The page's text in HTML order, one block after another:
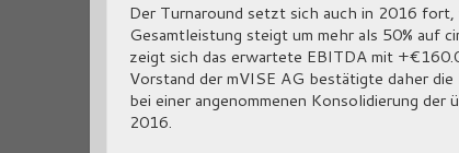
Der Turnaround setzt sich auch in 2016
Gesamtleistung steigt um mehr als 50% auf
zeigt sich das erwartete EBITDA mit
Vorstand der mVISE AG bestätigte daher
bei einer angenommenen Konsolidierung
2016.